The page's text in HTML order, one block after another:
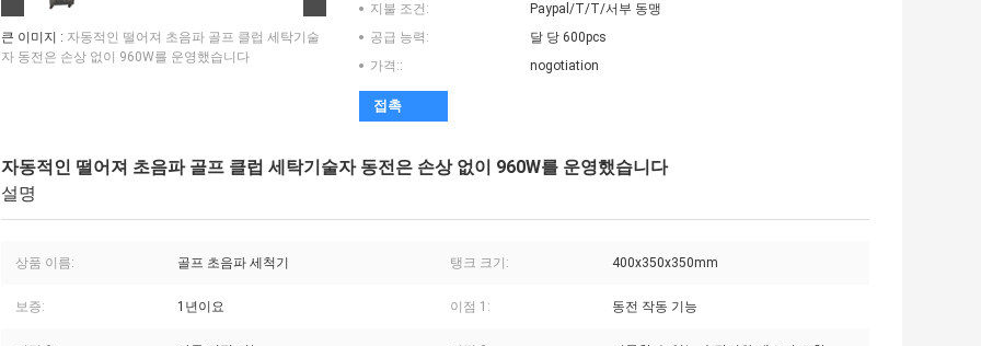
큰 이미지 : 자동적인 떨어져 초음파 골프 클럽 세탁기술
자 동전은 손상 없이 960W를 운영했습니다
지불 조건:
Paypal/T/T/서부 동맹
공급 능력:
달 당 600pcs
가격::
nogotiation
접촉
자동적인 떨어져 초음파 골프 클럽 세탁기술자 동전은 손상 없이 960W를 운영했습니다
설명
상품 이름: 골프 초음파 세척기 탱크 크기: 400x350x350mm
보증: 1년이요 이점 1: 동전 작동 기능